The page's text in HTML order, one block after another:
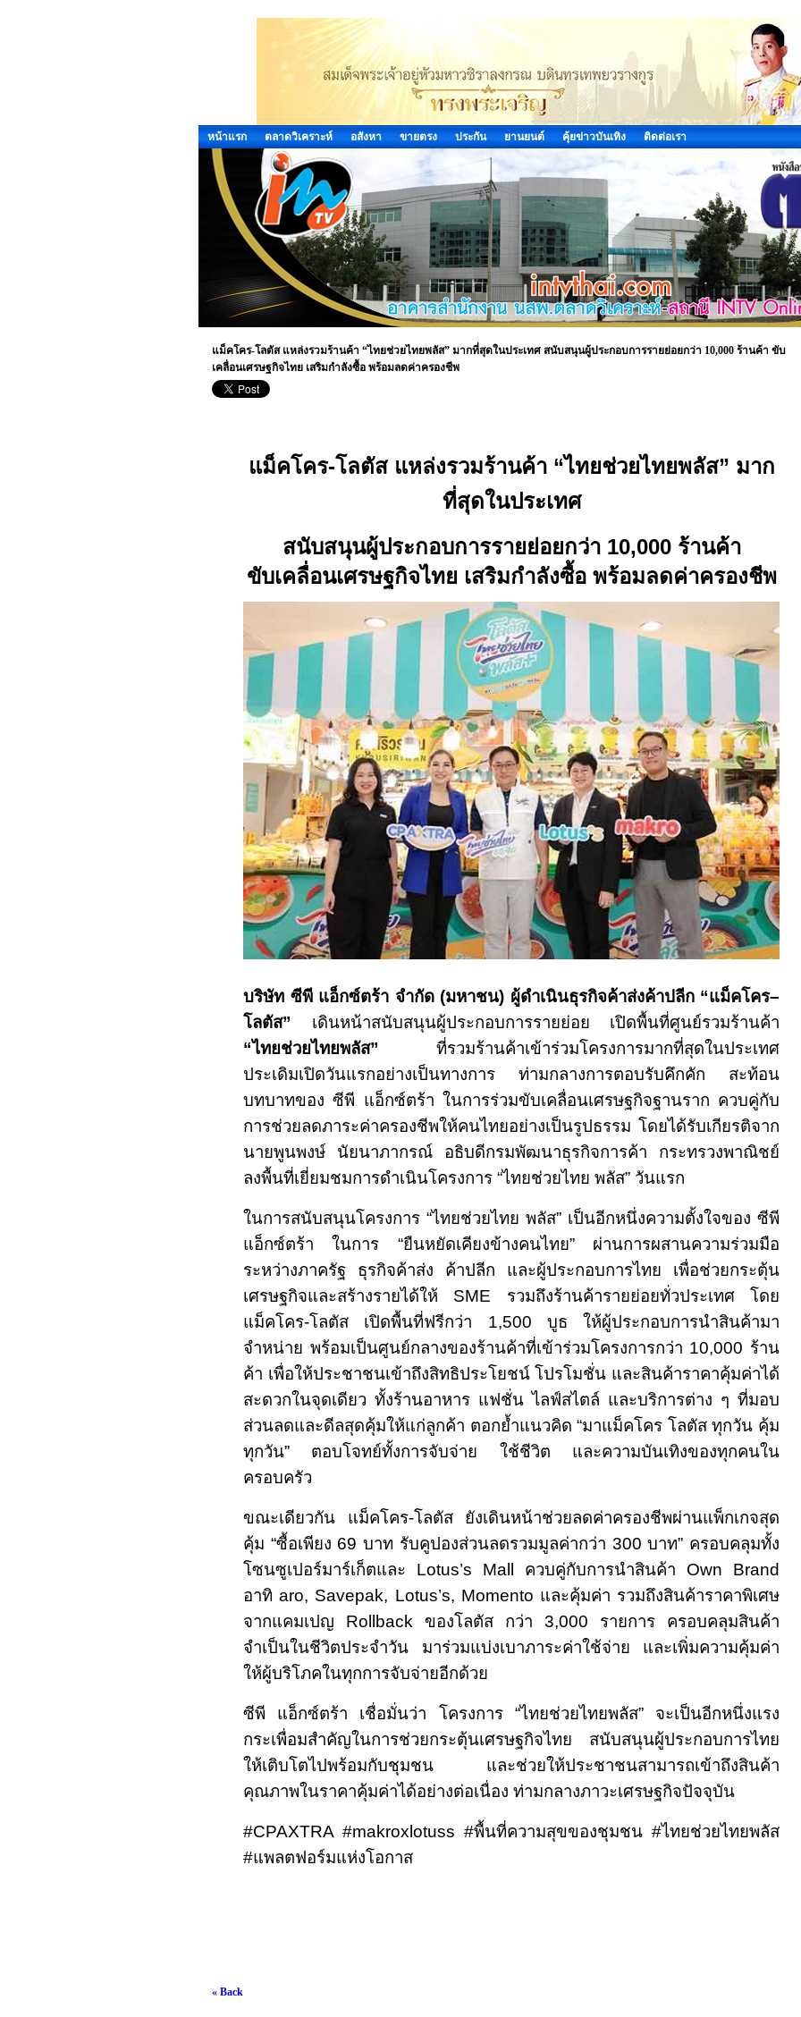
หน้าแรก ตลาดวิเคราะห์ อสังหา ขายตรง ประกัน ยานยนต์ คุ้ยข่าวบันเทิง ติดต่อเรา
แม็คโคร-โลตัส แหล่งรวมร้านค้า “ไทยช่วยไทยพลัส” มากที่สุดในประเทศ สนับสนุนผู้ประกอบการรายย่อยกว่า 10,000 ร้านค้า ขับ
เคลื่อนเศรษฐกิจไทย เสริมกำลังซื้อ พร้อมลดค่าครองชีพ
แม็คโคร-โลตัส แหล่งรวมร้านค้า “ไทยช่วยไทยพลัส” มาก
ที่สุดในประเทศ
สนับสนุนผู้ประกอบการรายย่อยกว่า 10,000 ร้านค้า
ขับเคลื่อนเศรษฐกิจไทย เสริมกำลังซื้อ พร้อมลดค่าครองชีพ
บริษัท ซีพี แอ็กซ์ตร้า จำกัด (มหาชน) ผู้ดำเนินธุรกิจค้าส่งค้าปลีก “แม็คโคร–
โลตัส” เดินหน้าสนับสนุนผู้ประกอบการรายย่อย เปิดพื้นที่ศูนย์รวมร้านค้า
“ไทยช่วยไทยพลัส” ที่รวมร้านค้าเข้าร่วมโครงการมากที่สุดในประเทศ
ประเดิมเปิดวันแรกอย่างเป็นทางการ ท่ามกลางการตอบรับคึกคัก สะท้อน
บทบาทของ ซีพี แอ็กซ์ตร้า ในการร่วมขับเคลื่อนเศรษฐกิจฐานราก ควบคู่กับ
การช่วยลดภาระค่าครองชีพให้คนไทยอย่างเป็นรูปธรรม โดยได้รับเกียรติจาก
นายพูนพงษ์ นัยนาภากรณ์ อธิบดีกรมพัฒนาธุรกิจการค้า กระทรวงพาณิชย์
ลงพื้นที่เยี่ยมชมการดำเนินโครงการ “ไทยช่วยไทย พลัส” วันแรก
ในการสนับสนุนโครงการ “ไทยช่วยไทย พลัส” เป็นอีกหนึ่งความตั้งใจของ ซีพี
แอ็กซ์ตร้า ในการ “ยืนหยัดเคียงข้างคนไทย” ผ่านการผสานความร่วมมือ
ระหว่างภาครัฐ ธุรกิจค้าส่ง ค้าปลีก และผู้ประกอบการไทย เพื่อช่วยกระตุ้น
เศรษฐกิจและสร้างรายได้ให้ SME รวมถึงร้านค้ารายย่อยทั่วประเทศ โดย
แม็คโคร-โลตัส เปิดพื้นที่ฟรีกว่า 1,500 บูธ ให้ผู้ประกอบการนำสินค้ามา
จำหน่าย พร้อมเป็นศูนย์กลางของร้านค้าที่เข้าร่วมโครงการกว่า 10,000 ร้าน
ค้า เพื่อให้ประชาชนเข้าถึงสิทธิประโยชน์ โปรโมชั่น และสินค้าราคาคุ้มค่าได้
สะดวกในจุดเดียว ทั้งร้านอาหาร แฟชั่น ไลฟ์สไตล์ และบริการต่าง ๆ ที่มอบ
ส่วนลดและดีลสุดคุ้มให้แก่ลูกค้า ตอกย้ำแนวคิด “มาแม็คโคร โลตัส ทุกวัน คุ้ม
ทุกวัน” ตอบโจทย์ทั้งการจับจ่าย ใช้ชีวิต และความบันเทิงของทุกคนใน
ครอบครัว
ขณะเดียวกัน แม็คโคร-โลตัส ยังเดินหน้าช่วยลดค่าครองชีพผ่านแพ็กเกจสุด
คุ้ม “ซื้อเพียง 69บาท รับคูปองส่วนลดรวมมูลค่ากว่า 300บาท” ครอบคลุมทั้ง
โซนซูเปอร์มาร์เก็ตและ Lotus’s Mall ควบคู่กับการนำสินค้า Own Brand
อาทิaro, Savepak, Lotus’s, Momento และคุ้มค่า รวมถึงสินค้าราคาพิเศษ
จากแคมเปญ Rollback ของโลตัส กว่า 3,000 รายการ ครอบคลุมสินค้า
จำเป็นในชีวิตประจำวัน มาร่วมแบ่งเบาภาระค่าใช้จ่าย และเพิ่มความคุ้มค่า
ให้ผู้บริโภคในทุกการจับจ่ายอีกด้วย
ซีพี แอ็กซ์ตร้า เชื่อมั่นว่า โครงการ “ไทยช่วยไทยพลัส” จะเป็นอีกหนึ่งแรง
กระเพื่อมสำคัญในการช่วยกระตุ้นเศรษฐกิจไทย สนับสนุนผู้ประกอบการไทย
ให้เติบโตไปพร้อมกับชุมชน และช่วยให้ประชาชนสามารถเข้าถึงสินค้า
คุณภาพในราคาคุ้มค่าได้อย่างต่อเนื่อง ท่ามกลางภาวะเศรษฐกิจปัจจุบัน
#CPAXTRA #makroxlotuss #พื้นที่ความสุขของชุมชน #ไทยช่วยไทยพลัส
#แพลตฟอร์มแห่งโอกาส
« Back